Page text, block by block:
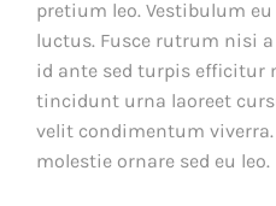
pretium leo. Vestibulum
luctus. Fusce rutrum nisi
id ante sed turpis efficitur
tincidunt urna laoreet
velit condimentum
molestie ornare sed eu leo.